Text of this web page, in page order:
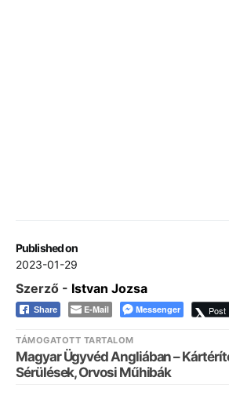
Published on
2023-01-29
Szerző - Istvan Jozsa
Share E-Mail Messenger Post
TÁMOGATOTT TARTALOM
Magyar Ügyvéd Angliában –
Sérülések, Orvosi Műhibák